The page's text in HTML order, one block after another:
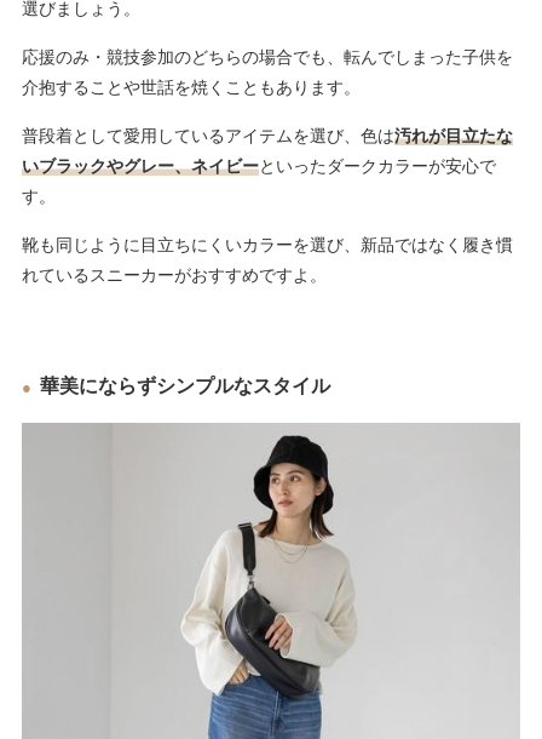
選びましょう。
応援のみ・競技参加のどちらの場合でも、転んでしまった子供を
介抱することや世話を焼くこともあります。
普段着として愛用しているアイテムを選び、色は汚れが目立たな
いブラックやグレー、ネイビーといったダークカラーが安心で
す。
靴も同じように目立ちにくいカラーを選び、新品ではなく履き慣
れているスニーカーがおすすめですよ。
華美にならずシンプルなスタイル